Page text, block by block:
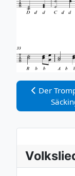
Vorheriger
Der